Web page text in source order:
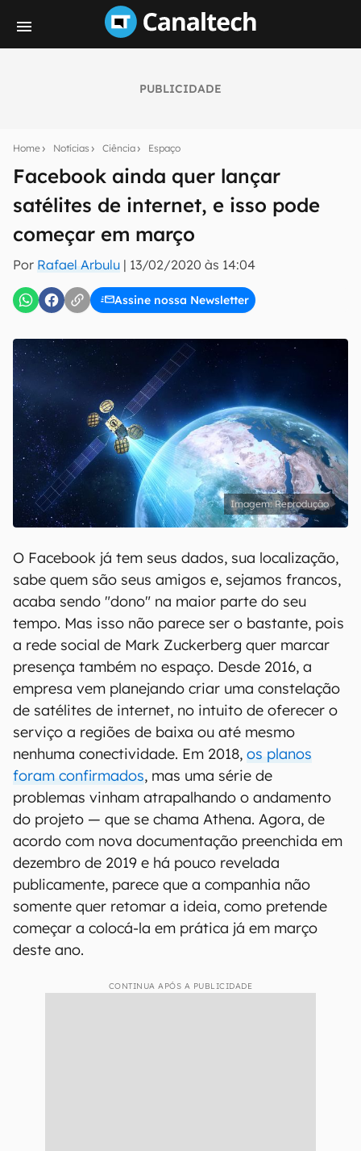
PUBLICIDADE
Home Notícias Ciência Espaço
Facebook ainda quer lançar
satélites de internet, e isso pode
começar em março
Por Rafael Arbulu | 13/02/2020 às 14:04
Assine nossa Newsletter
notícias e reviews sobre tecnologia em primeira
mão.
E-mail
inscreva-se
Uso e Política de Privacidade do Canaltech.
Reprodução
O Facebook já tem seus dados, sua localização,
sabe quem são seus amigos e, sejamos francos,
acaba sendo "dono" na maior parte do seu
tempo. Mas isso não parece ser o bastante, pois
a rede social de Mark Zuckerberg quer marcar
presença também no espaço. Desde 2016, a
empresa vem planejando criar uma constelação
de satélites de internet, no intuito de oferecer o
serviço a regiões de baixa ou até mesmo
nenhuma conectividade. Em 2018, os planos
foram confirmados, mas uma série de
problemas vinham atrapalhando o andamento
do projeto — que se chama Athena. Agora, de
acordo com nova documentação preenchida em
dezembro de 2019 e há pouco revelada
publicamente, parece que a companhia não
somente quer retomar a ideia, como pretende
começar a colocá-la em prática já em março
deste ano.
CONTINUA APÓS A PUBLICIDADE